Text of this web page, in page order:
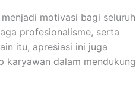
motivasi bagi seluruh
profesionalisme, serta
itu, apresiasi ini juga
karyawan dalam mendukung